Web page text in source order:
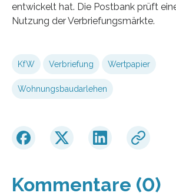
entwickelt hat. Die Postbank prüft
Nutzung der Verbriefungsmärkte.
KfW Verbriefung Wertpapier
Wohnungsbaudarlehen
Kommentare (0)